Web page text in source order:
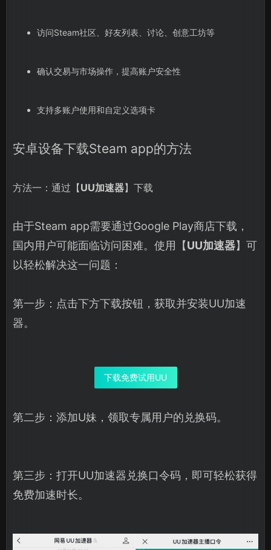
访问Steam社区、好友列表、讨论、创意工坊等
确认交易与市场操作，提高账户安全性
支持多账户使用和自定义选项卡
安卓设备下载Steam app的方法
方法一：通过【UU加速器】下载
由于Steam app需要通过Google Play商店下载，
国内用户可能面临访问困难。使用【UU加速器】可
以轻松解决这一问题：
第一步：点击下方下载按钮，获取并安装UU加速
器。
下载免费试用UU
第二步：添加U妹，领取专属用户的兑换码。
第三步：打开UU加速器兑换口令码，即可轻松获得
免费加速时长。